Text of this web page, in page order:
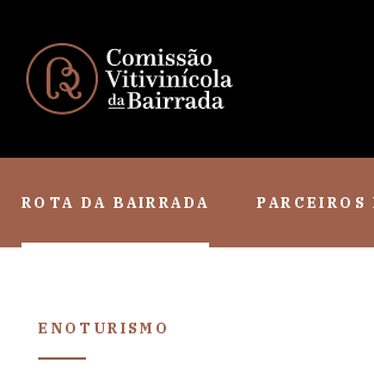
ROTA DA BAIRRADA
ENOTURISMO